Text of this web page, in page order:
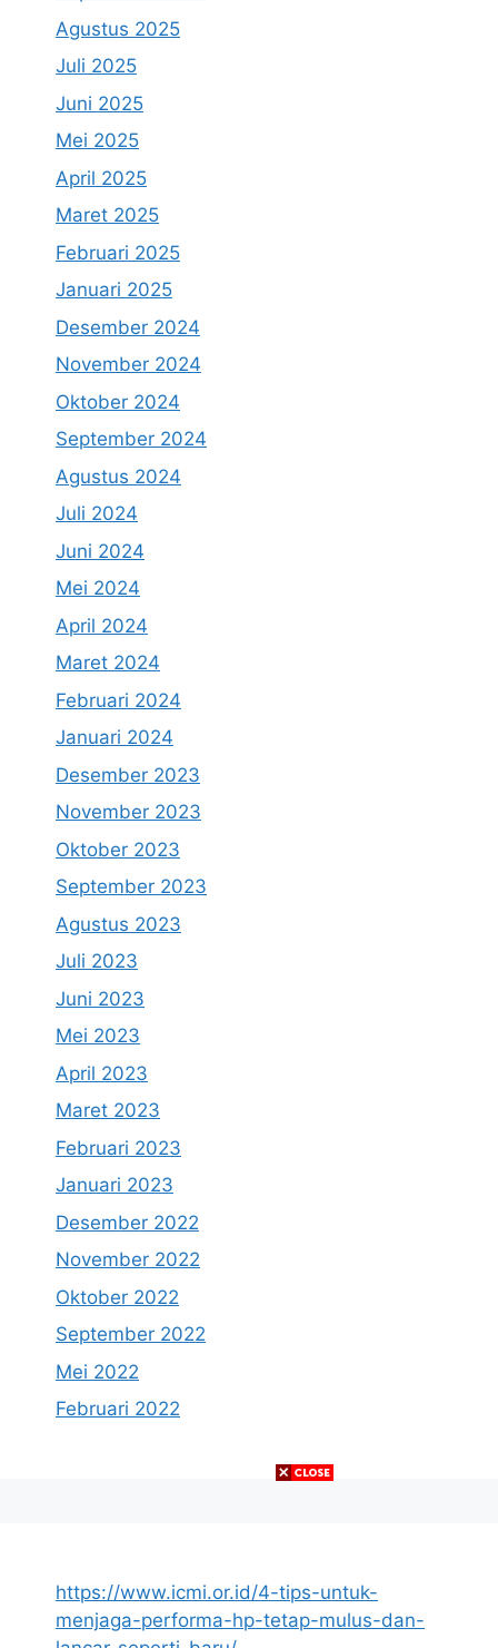
Agustus 2025
Juli 2025
Juni 2025
Mei 2025
April 2025
Maret 2025
Februari 2025
Januari 2025
Desember 2024
November 2024
Oktober 2024
September 2024
Agustus 2024
Juli 2024
Juni 2024
Mei 2024
April 2024
Maret 2024
Februari 2024
Januari 2024
Desember 2023
November 2023
Oktober 2023
September 2023
Agustus 2023
Juli 2023
Juni 2023
Mei 2023
April 2023
Maret 2023
Februari 2023
Januari 2023
Desember 2022
November 2022
Oktober 2022
September 2022
Mei 2022
Februari 2022
https://www.icmi.or.id/4-tips-untuk-
menjaga-performa-hp-tetap-mulus-dan-